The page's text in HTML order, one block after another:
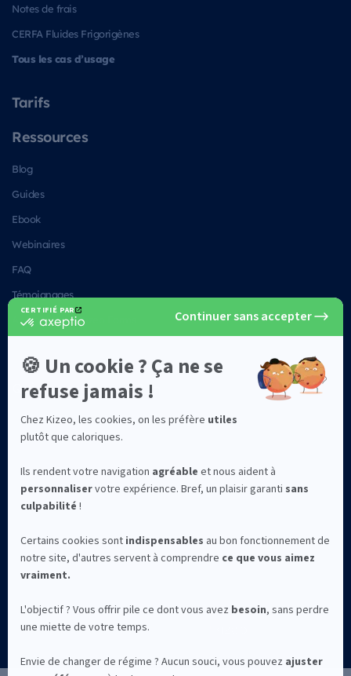
Notes de frais
CERFA Fluides Frigorigènes
Tous les cas d’usage
Tarifs
Ressources
Blog
Guides
Ebook
Webinaires
FAQ
Témoignages
Alternatives à Kizeo Forms
Qui sommes-nous ?
©2026 Kizeo Forms
La solution Kizeo Forms est conçue et développée à Avignon avec
par l'entreprise Kizeo
Mentions légales
Confidentialité
CGV